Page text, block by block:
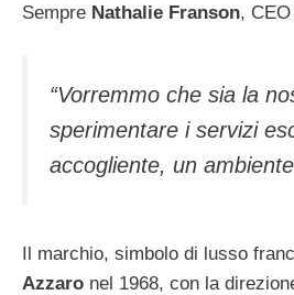
Sempre Nathalie Franson,
“Vorremmo che sia la
sperimentare i servizi
accogliente, un
Il marchio, simbolo di lusso
Azzaro nel 1968, con la